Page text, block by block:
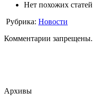
Нет похожих статей
Рубрика: Новости
Комментарии запрещены.
Архивы